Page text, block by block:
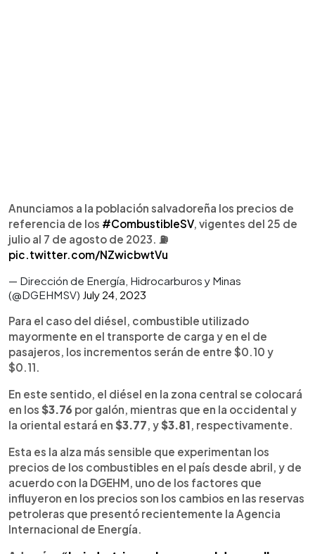
Anunciamos a la población salvadoreña los precios de
referencia de los #CombustibleSV, vigentes del 25 de
julio al 7 de agosto de 2023. ⛽️
pic.twitter.com/NZwicbwtVu
— Dirección de Energía, Hidrocarburos y Minas
(@DGEHMSV) July 24, 2023
Para el caso del diésel, combustible utilizado
mayormente en el transporte de carga y en el de
pasajeros, los incrementos serán de entre $0.10 y
$0.11.
En este sentido, el diésel en la zona central se colocará
en los $3.76 por galón, mientras que en la occidental y
la oriental estará en $3.77 , y$3.81 , respectivamente.
Esta es la alza más sensible que experimentan los
precios de los combustibles en el país desde abril, y de
acuerdo con la DGEHM, uno de los factores que
influyeron en los precios son los cambios en las reservas
petroleras que presentó recientemente la Agencia
Internacional de Energía.